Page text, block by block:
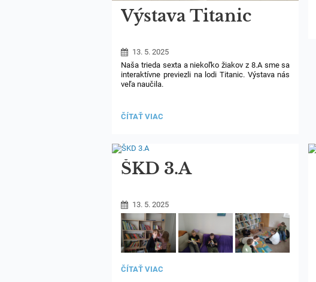
Výstava Titanic
13. 5. 2025
Naša trieda sexta a niekoľko žiakov z 8.A sme sa
interaktívne previezli na lodi Titanic. Výstava nás
veľa naučila.
VÝSTAVA
ČÍTAŤ VIAC
ŠKD 3.A
13. 5. 2025
ŠKD
ČÍTAŤ VIAC